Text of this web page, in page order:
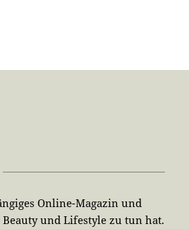
Online-Magazin und
und Lifestyle zu tun hat.